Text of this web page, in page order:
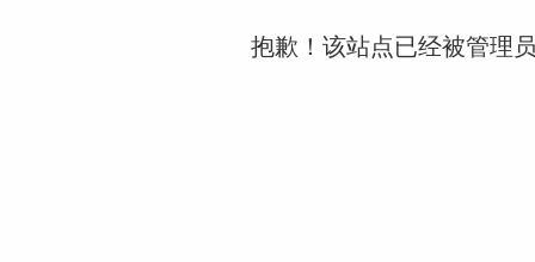
抱歉！该站点已经被管理